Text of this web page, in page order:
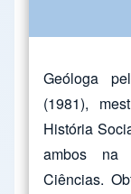
Geóloga
(1981),
História
ambos na
Ciências.